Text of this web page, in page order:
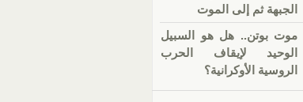
الجبهة ثم إلى الموت
موت بوتن.. هل هو السبيل
الوحيد لإيقاف الحرب
الروسية الأوكرانية؟